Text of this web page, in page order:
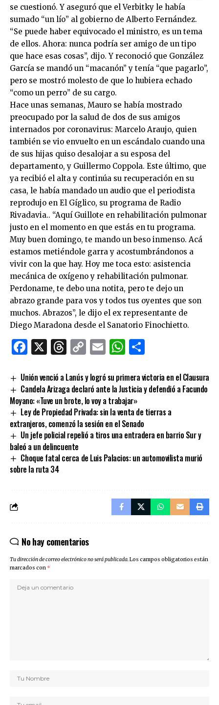
se cuestionó. Y aseguró que el Verbitky le había
sumado “un lío” al gobierno de Alberto Fernández.
“Se puede haber equivocado el ministro, es un tema
de ellos. Ahora: nunca podría ser amigo de un tipo
que hace esas cosas”, dijo. Y reconoció que González
García se mandó un “macanón” y tenía “que pagarlo”,
pero se mostró molesto de que lo hubiera echado
“como un perro” de su cargo.
Hace unas semanas, Mauro se había mostrado
preocupado por la salud de dos de sus amigos
internados por coronavirus: Marcelo Araujo, quien
también se vio envuelto en un escándalo cuando una
de sus hijas quiso desalojar a su esposa del
departamento, y Guillermo Coppola. Este último, que
ya recibió el alta y continúa su recuperación en su
casa, le había mandado un audio que el periodista
reprodujo en El Gíglico, su programa de Radio
Rivadavia.. “Aquí Guillote en rehabilitación pulmonar
justo en el momento en que estás en tu programa.
Muy buen domingo, te mando un beso inmenso. Acá
estamos metiéndole garra y acostumbrándonos a
vivir con la que hay. Hoy me toca esto: asistencia
mecánica de oxígeno y rehabilitación pulmonar.
Perdoname, te debo una notita, pero te dejo un
abrazo grande para vos y todos tus oyentes que son
muchos. Abrazos”, le dijo el ex representante de
Diego Maradona desde el Sanatorio Finochietto.
Facebook
X Threads
CopyEmailWhatsApp
Unión venció a Lanús y logró su primera victoria en el Clausura
Candela Arizaga declaró ante la Justicia y defendió a Facundo
Moyano: «Tuve un brote, lo voy a trabajar»
Ley de Propiedad Privada: sin la venta de tierras a
extranjeros, comenzó la sesión en el Senado
Un jefe policial repelió a tiros una entradera en barrio Sur y
baleó a un delincuente
Choque fatal cerca de Luis Palacios: un automovilista murió
sobre la ruta 34
No hay comentarios
Tu dirección de correo electrónico no será publicada.Los campos obligatorios están
marcados con *